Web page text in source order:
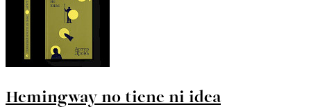
Hemingway no tiene ni idea